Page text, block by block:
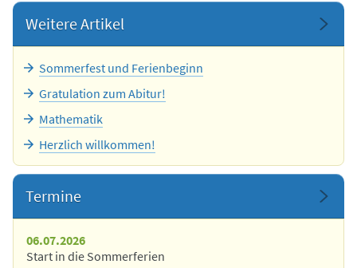
Weitere Artikel
Sommerfest und Ferienbeginn
Gratulation zum Abitur!
Mathematik
Herzlich willkommen!
Termine
06.07.2026
Start in die Sommerferien